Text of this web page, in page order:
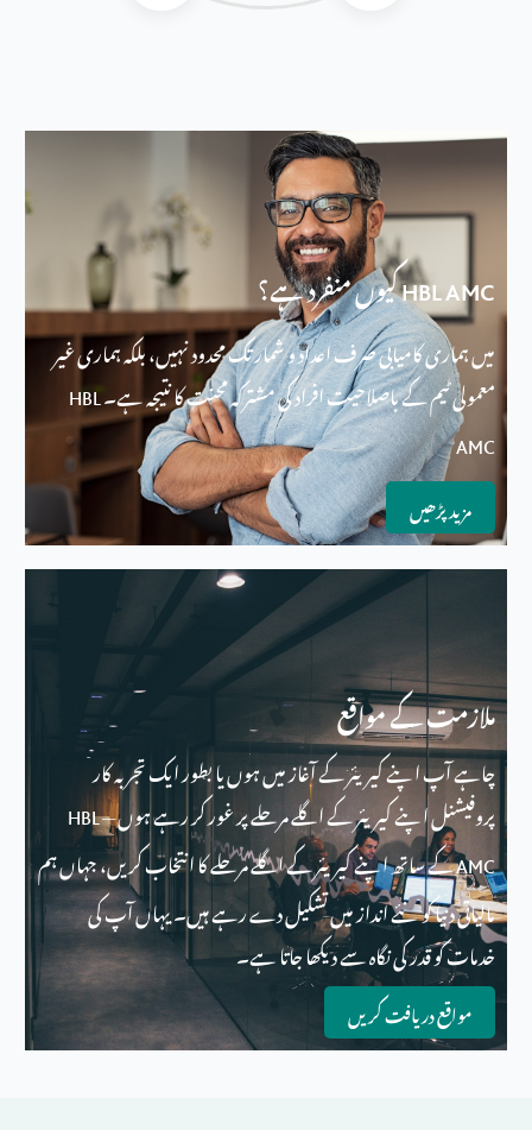
HBL AMCکیوں منفرد ہے؟
میں ہماری کامیابی صرف اعداد و شمار تک محدود نہیں، بلکہ ہماری غیر
معمولی ٹیم کے باصلاحیت افراد کی مشترکہ محنت کا نتیجہ ہے۔HBL
AMC
مزید پڑھیں
ملازمت کے مواقع
چاہے آپ اپنے کیریئر کے آغاز میں ہوں یا بطور ایک تجربہ کار
پروفیشنل اپنے کیریئر کے اگلے مرحلے پر غور کر رہے ہوں —HBL
AMCکے ساتھ اپنے کیریئر کے اگلے مرحلے کا انتخاب کریں، جہاں ہم
مالیاتی دنیا کو نئے انداز میں تشکیل دے رہے ہیں۔ یہاں آپ کی
خدمات کو قدر کی نگاہ سے دیکھا جاتا ہے۔
مواقع دریافت کریں